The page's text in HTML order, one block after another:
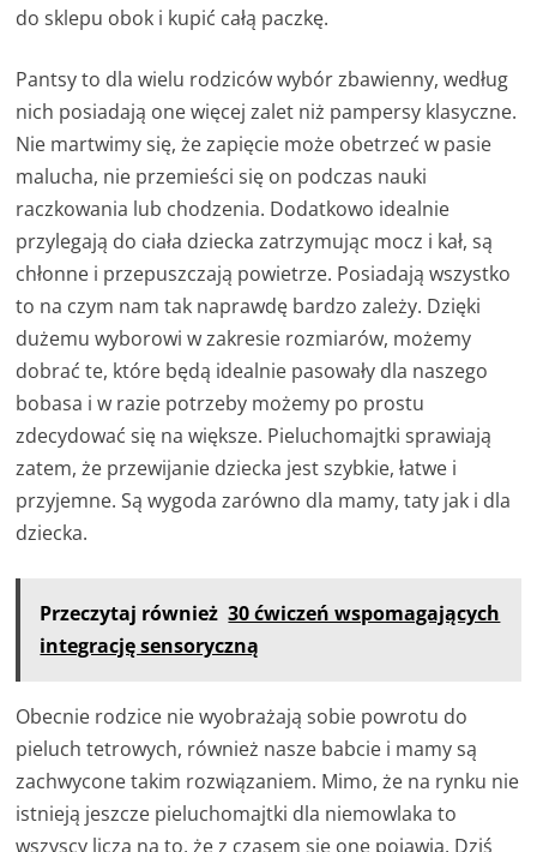
do sklepu obok i kupić całą paczkę.
Pantsy to dla wielu rodziców wybór zbawienny, według
nich posiadają one więcej zalet niż pampersy klasyczne.
Nie martwimy się, że zapięcie może obetrzeć w pasie
malucha, nie przemieści się on podczas nauki
raczkowania lub chodzenia. Dodatkowo idealnie
przylegają do ciała dziecka zatrzymując mocz i kał, są
chłonne i przepuszczają powietrze. Posiadają wszystko
to na czym nam tak naprawdę bardzo zależy. Dzięki
dużemu wyborowi w zakresie rozmiarów, możemy
dobrać te, które będą idealnie pasowały dla naszego
bobasa i w razie potrzeby możemy po prostu
zdecydować się na większe. Pieluchomajtki sprawiają
zatem, że przewijanie dziecka jest szybkie, łatwe i
przyjemne. Są wygoda zarówno dla mamy, taty jak i dla
dziecka.
Przeczytaj również 30 ćwiczeń wspomagających
integrację sensoryczną
Obecnie rodzice nie wyobrażają sobie powrotu do
pieluch tetrowych, również nasze babcie i mamy są
zachwycone takim rozwiązaniem. Mimo, że na rynku nie
istnieją jeszcze pieluchomajtki dla niemowlaka to
wszyscy liczą na to, że z czasem się one pojawią. Dziś